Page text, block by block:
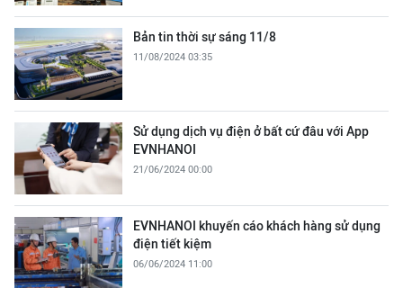
Bản tin thời sự sáng 11/8
11/08/2024 03:35
Sử dụng dịch vụ điện ở bất cứ đâu với App
EVNHANOI
21/06/2024 00:00
EVNHANOI khuyến cáo khách hàng sử dụng
điện tiết kiệm
06/06/2024 11:00